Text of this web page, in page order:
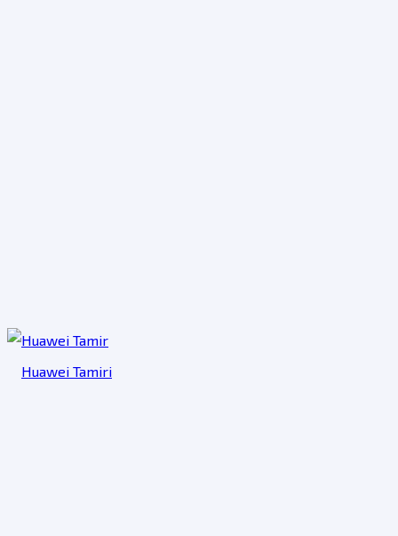
Huawei Tamiri